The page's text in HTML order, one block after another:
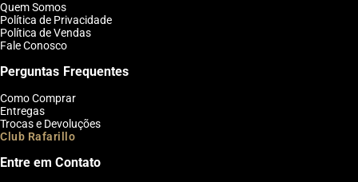
Quem Somos
Política de Privacidade
Política de Vendas
Fale Conosco
Perguntas Frequentes
Como Comprar
Entregas
Trocas e Devoluções
Club Rafarillo
Entre em Contato